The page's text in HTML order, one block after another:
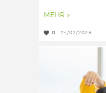
MEHR »
0 24/02/2023